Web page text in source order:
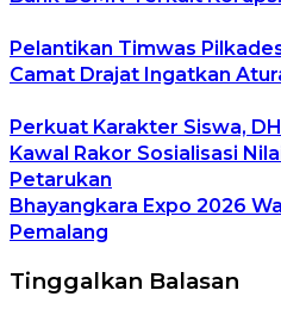
Pelantikan Timwas
Camat Drajat Ingatkan
Perkuat Karakter Siswa,
Kawal Rakor Sosialisasi
Petarukan
Bhayangkara Expo 2026
Pemalang
Tinggalkan Balasan